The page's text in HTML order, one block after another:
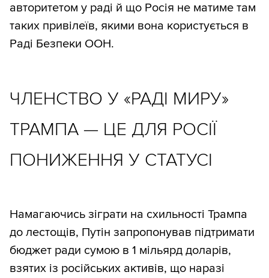
авторитетом у раді й що Росія не матиме там
таких привілеїв, якими вона користується в
Раді Безпеки ООН.
ЧЛЕНСТВО У «РАДІ МИРУ»
ТРАМПА — ЦЕ ДЛЯ РОСІЇ
ПОНИЖЕННЯ У СТАТУСІ
Намагаючись зіграти на схильності Трампа
до лестощів, Путін запропонував підтримати
бюджет ради сумою в 1 мільярд доларів,
взятих із російських активів, що наразі